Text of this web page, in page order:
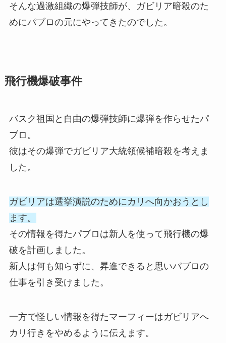
そんな過激組織の爆弾技師が、ガビリア暗殺のた
めにパブロの元にやってきたのでした。
飛行機爆破事件
バスク祖国と自由の爆弾技師に爆弾を作らせたパ
ブロ。
彼はその爆弾でガビリア大統領候補暗殺を考えま
した。
ガビリアは選挙演説のためにカリへ向かおうとし
ます。
その情報を得たパブロは新人を使って飛行機の爆
破を計画しました。
新人は何も知らずに、昇進できると思いパブロの
仕事を引き受けました。
一方で怪しい情報を得たマーフィーはガビリアへ
カリ行きをやめるように伝えます。